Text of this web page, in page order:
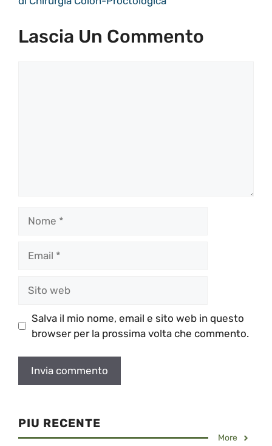
Lascia Un Commento
web
Salva il mio nome, email e sito web in questo
browser per la prossima volta che commento.
PIU RECENTE
More